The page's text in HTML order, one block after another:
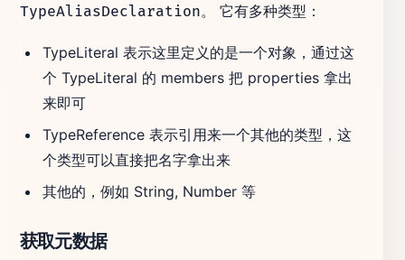
TypeAliasDeclaration。 它有多种类型：
TypeLiteral 表示这里定义的是一个对象，通过这
个 TypeLiteral 的 members 把 properties 拿出
来即可
TypeReference 表示引用来一个其他的类型，这
个类型可以直接把名字拿出来
其他的，例如 String, Number 等
获取元数据